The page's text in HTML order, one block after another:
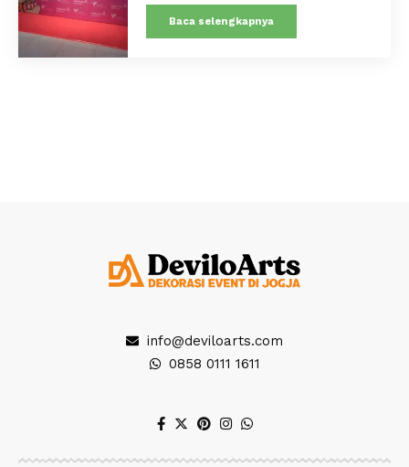
Baca selengkapnya
info@deviloarts.com
0858 0111 1611